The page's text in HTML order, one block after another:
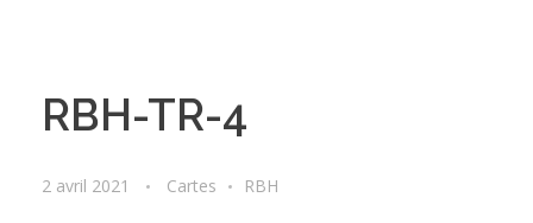
RBH-TR-4
2 avril 2021 Cartes RBH